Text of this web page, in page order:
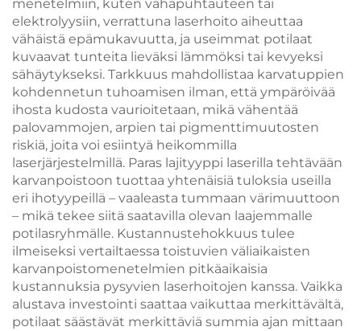
menetelmiin, kuten vahapuhtauteen tai
elektrolyysiin, verrattuna laserhoito aiheuttaa
vähäistä epämukavuutta, ja useimmat potilaat
kuvaavat tunteita lieväksi lämmöksi tai kevyeksi
sähäytykseksi. Tarkkuus mahdollistaa karvatuppien
kohdennetun tuhoamisen ilman, että ympäröivää
ihosta kudosta vaurioitetaan, mikä vähentää
palovammojen, arpien tai pigmenttimuutosten
riskiä, joita voi esiintyä heikommilla
laserjärjestelmillä. Paras lajityyppi laserilla tehtävään
karvanpoistoon tuottaa yhtenäisiä tuloksia useilla
eri ihotyypeillä – vaaleasta tummaan värimuuttoon
– mikä tekee siitä saatavilla olevan laajemmalle
potilasryhmälle. Kustannustehokkuus tulee
ilmeiseksi vertailtaessa toistuvien väliaikaisten
karvanpoistomenetelmien pitkäaikaisia
kustannuksia pysyvien laserhoitojen kanssa. Vaikka
alustava investointi saattaa vaikuttaa merkittävältä,
potilaat säästävät merkittäviä summia ajan mittaan